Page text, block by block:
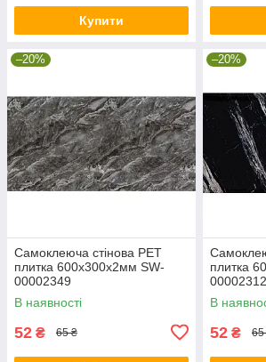
Купити
–20%
Самоклеюча стінова PET
плитка 600х300х2мм SW-
00002349
В наявності
52 ₴ 65 ₴
–20%
плитка
00002312
В
52 ₴ 65